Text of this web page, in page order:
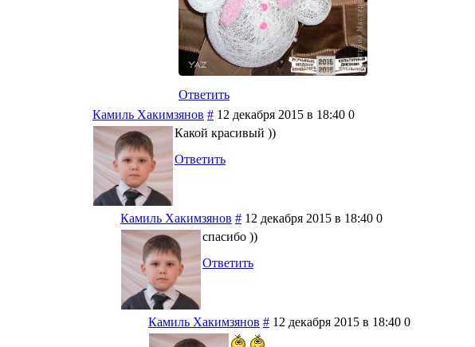
Ответить
Камиль Хакимзянов # 12 декабря 2015 в 18:40 0
Какой красивый ))
Ответить
Камиль Хакимзянов # 12 декабря 2015 в 18:40 0
спасибо ))
Ответить
Камиль Хакимзянов # 12 декабря 2015 в 18:40 0